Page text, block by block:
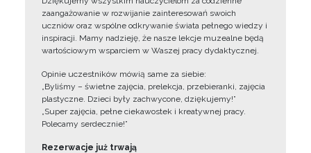
zaangażowanie w rozwijanie zainteresowań swoich
uczniów oraz wspólne odkrywanie świata pełnego wiedzy i
inspiracji. Mamy nadzieję, że nasze lekcje muzealne będą
wartościowym wsparciem w Waszej pracy dydaktycznej.
Opinie uczestników mówią same za siebie:
„Byliśmy – świetne zajęcia, prelekcja, przebieranki, zajęcia
plastyczne. Dzieci były zachwycone, dziękujemy!”
„Super zajęcia, pełne ciekawostek i kreatywnej pracy.
Polecamy serdecznie!”
Rezerwacje już trwają